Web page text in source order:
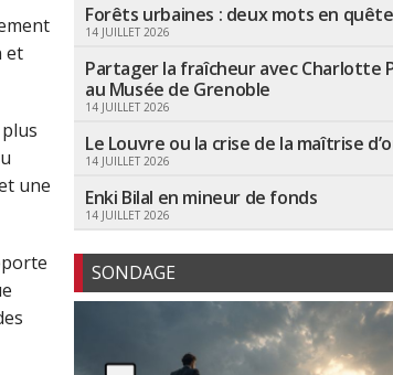
et
une
Forêts urbaines : deux mots en
14 JUILLET 2026
Partager la fraîcheur avec Charlotte
au Musée de Grenoble
14 JUILLET 2026
Le Louvre ou la crise de la maîtrise
14 JUILLET 2026
Enki Bilal en mineur de fonds
14 JUILLET 2026
SONDAGE